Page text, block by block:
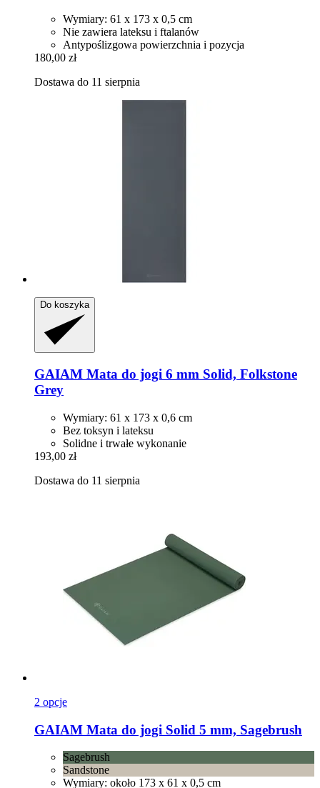
Wymiary: 61 x 173 x 0,5 cm
Nie zawiera lateksu i ftalanów
Antypoślizgowa powierzchnia i pozycja
180,00 zł
Dostawa do 11 sierpnia
Do koszyka
GAIAM Mata do jogi 6 mm Solid, Folkstone
Grey
Wymiary: 61 x 173 x 0,6 cm
Bez toksyn i lateksu
Solidne i trwałe wykonanie
193,00 zł
Dostawa do 11 sierpnia
2 opcje
GAIAM Mata do jogi Solid 5 mm, Sagebrush
Sagebrush
Sandstone
Wymiary: około 173 x 61 x 0,5 cm